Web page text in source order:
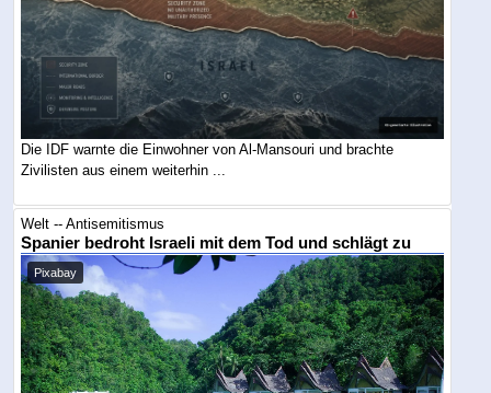
Die IDF warnte die Einwohner von Al-Mansouri und brachte
Zivilisten aus einem weiterhin ...
Welt -- Antisemitismus
Spanier bedroht Israeli mit dem Tod und schlägt zu
Pixabay